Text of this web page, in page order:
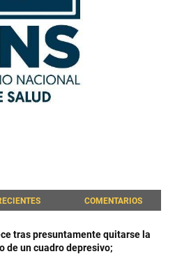
COMENTARIOS
tras presuntamente quitarse la
de un cuadro depresivo;